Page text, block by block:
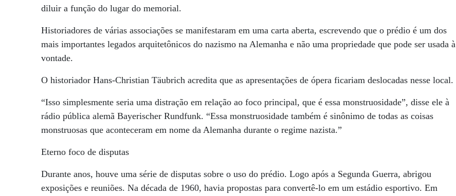
diluir a função do lugar do memorial.
Historiadores de várias associações se manifestaram em uma carta aberta, escrevendo que o prédio é um dos
mais importantes legados arquitetônicos do nazismo na Alemanha e não uma propriedade que pode ser usada à
vontade.
O historiador Hans-Christian Täubrich acredita que as apresentações de ópera ficariam deslocadas nesse local.
“Isso simplesmente seria uma distração em relação ao foco principal, que é essa monstruosidade”, disse ele à
rádio pública alemã Bayerischer Rundfunk. “Essa monstruosidade também é sinônimo de todas as coisas
monstruosas que aconteceram em nome da Alemanha durante o regime nazista.”
Eterno foco de disputas
Durante anos, houve uma série de disputas sobre o uso do prédio. Logo após a Segunda Guerra, abrigou
exposições e reuniões. Na década de 1960, havia propostas para convertê-lo em um estádio esportivo. Em